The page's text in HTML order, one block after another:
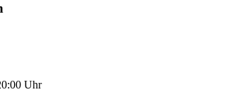
Uhr